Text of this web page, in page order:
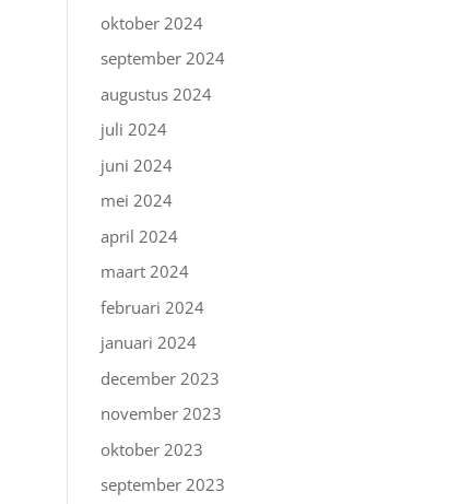
oktober 2024
september 2024
augustus 2024
juli 2024
juni 2024
mei 2024
april 2024
maart 2024
februari 2024
januari 2024
december 2023
november 2023
oktober 2023
september 2023